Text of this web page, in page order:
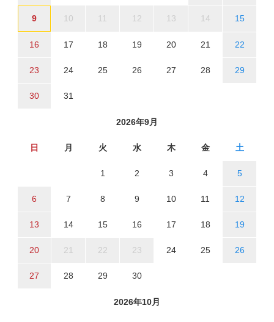
9 10 11 12 13 14 15
16 17 18 19 20 21 22
23 24 25 26 27 28 29
30 31
2026年9月
日 月 火 水 木 金 土
1 2 3 4 5
6 7 8 9 10 11 12
13 14 15 16 17 18 19
20 21 22 23 24 25 26
27 28 29 30
2026年10月